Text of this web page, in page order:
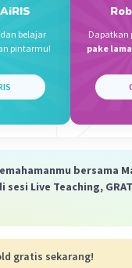
jarak antara
mikefa
belajar
pintarmu!
Dapatkan
pake lama
bersama
sesi Live Teaching,
gratis sekarang!